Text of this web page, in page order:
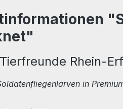
Tierfreunde Rhein-
in